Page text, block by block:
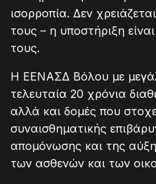
ισορροπία. Δεν
τους – η υποστήριξη
τους.
Η ΕΕΝΑΣΔ Βόλου με
τελευταία 20 χρόνια
αλλά και δομές που
συναισθηματικής
απομόνωσης και της
των ασθενών και των